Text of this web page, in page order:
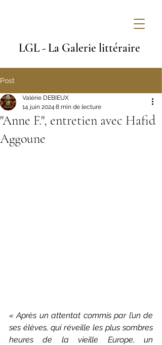
LGL - La Galerie littéraire
Post
"Anne F.", entretien avec Hafid
Aggoune
Valérie DEBIEUX
14 juin 2024 8 min de lecture
« Après un attentat commis par l’un de
ses élèves, qui réveille les plus sombres
heures de la vieille Europe, un